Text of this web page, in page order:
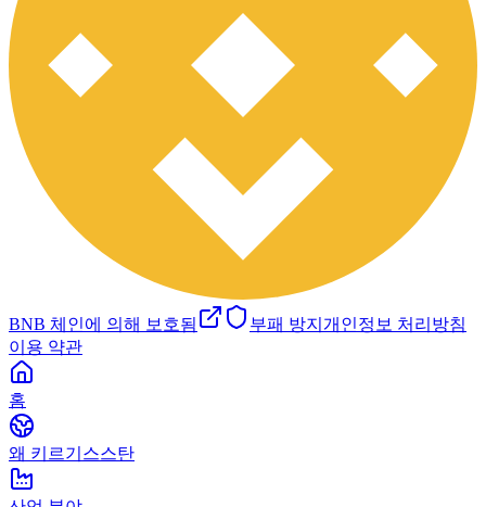
BNB 체인에 의해 보호됨 부패 방지 개인정보 처리방침
이용 약관
홈
왜 키르기스스탄